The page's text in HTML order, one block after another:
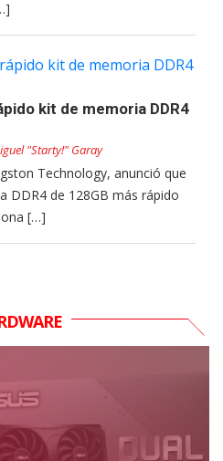
kit de memoria DDR4
"Starty!" Garay
Technology, anunció que
DDR4 de 128GB más rápido
[…]